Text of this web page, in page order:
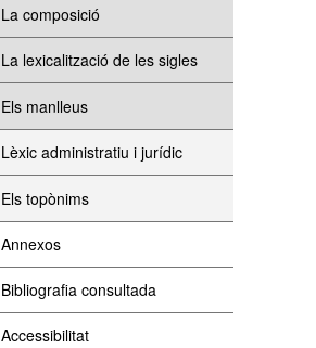
La composició
La lexicalització de les sigles
Els manlleus
Lèxic administratiu i jurídic
Els topònims
Annexos
Bibliografia consultada
Accessibilitat